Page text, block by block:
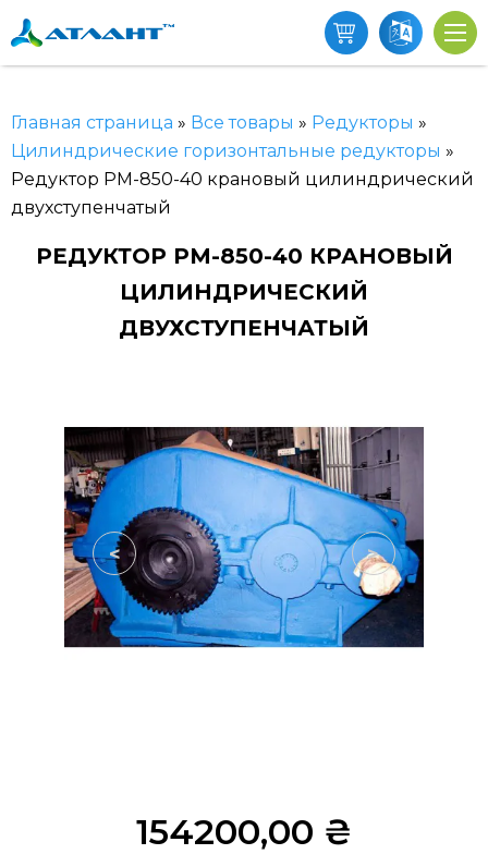
Главная страница » Все товары » Редукторы »
Цилиндрические горизонтальные редукторы »
Редуктор РМ-850-40 крановый цилиндрический
двухступенчатый
РЕДУКТОР РМ-850-40 КРАНОВЫЙ
ЦИЛИНДРИЧЕСКИЙ
ДВУХСТУПЕНЧАТЫЙ
< >
154200,00 ₴